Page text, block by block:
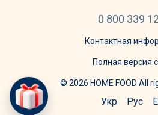
0 800 339
Контактная
Полная версия
© 2026 HOME FOOD All
Укр Рус